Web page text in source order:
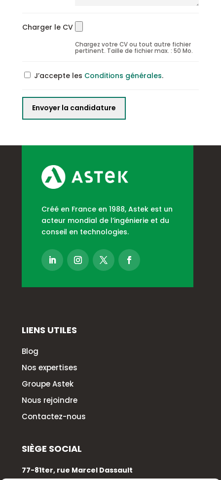
Charger le CV
Chargez votre CV ou tout autre fichier
pertinent. Taille de fichier max. : 50 Mo.
J’accepte les Conditions générales.
Créé en France en 1988, Astek est un
acteur mondial de l’ingénierie et du
conseil en technologies.
LIENS UTILES
Blog
Nos expertises
Groupe Astek
Nous rejoindre
Contactez-nous
SIÈGE SOCIAL
77-81ter, rue Marcel Dassault